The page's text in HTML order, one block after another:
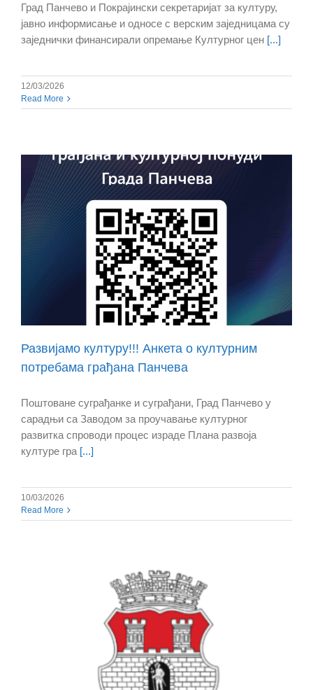
Град Панчево и Покрајински секретаријат за културу,
јавно информисање и односе с верским заједницама су
заједнички финансирали опремање Културног цен [...]
12/03/2026
Read More
Развијамо културу!!! Анкета о културним
потребама грађана Панчева
Поштоване суграђанке и суграђани, Град Панчево у
сарадњи са Заводом за проучавање културног
развитка спроводи процес израде Плана развоја
културе гра [...]
10/03/2026
Read More